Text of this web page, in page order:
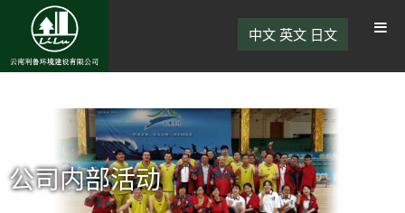
中文 英文 日文
公司内部活动